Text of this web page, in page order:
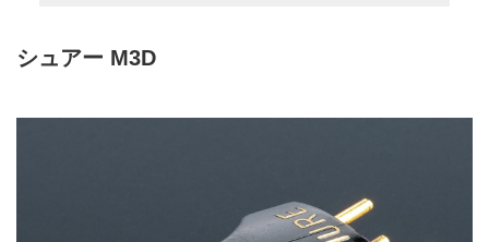
シュアー M3D